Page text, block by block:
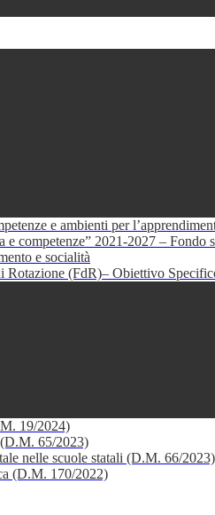
e ambienti per
competenze” 2021-2027 – Fondo
e socialità
Rotazione (FdR)– Obiettivo
19/2024)
65/2023)
nelle scuole statali (D.M. 66/2023)
(D.M. 170/2022)